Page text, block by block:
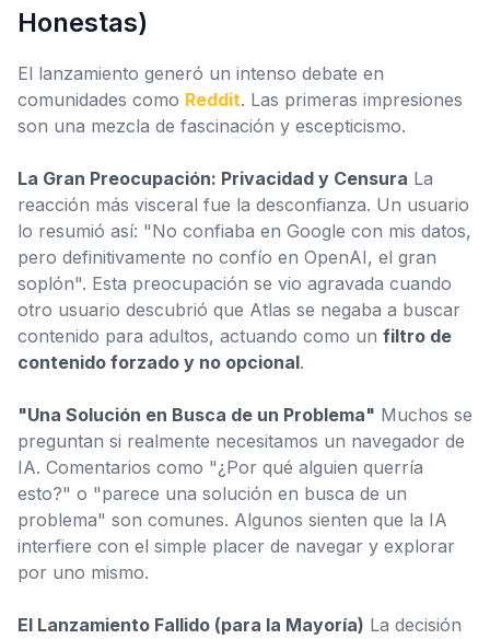
Honestas)
El lanzamiento generó un intenso debate en
comunidades como Reddit. Las primeras impresiones
son una mezcla de fascinación y escepticismo.
La Gran Preocupación: Privacidad y Censura La
reacción más visceral fue la desconfianza. Un usuario
lo resumió así: "No confiaba en Google con mis datos,
pero definitivamente no confío en OpenAI, el gran
soplón". Esta preocupación se vio agravada cuando
otro usuario descubrió que Atlas se negaba a buscar
contenido para adultos, actuando como un filtro de
contenido forzado y no opcional.
"Una Solución en Busca de un Problema" Muchos se
preguntan si realmente necesitamos un navegador de
IA. Comentarios como "¿Por qué alguien querría
esto?" o "parece una solución en busca de un
problema" son comunes. Algunos sienten que la IA
interfiere con el simple placer de navegar y explorar
por uno mismo.
El Lanzamiento Fallido (para la Mayoría) La decisión